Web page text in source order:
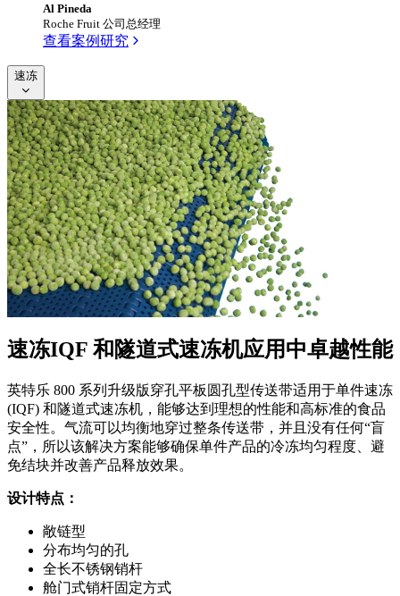
Al Pineda
Roche Fruit 公司总经理
查看案例研究
速冻
速冻IQF 和隧道式速冻机应用中卓越性能
英特乐 800 系列升级版穿孔平板圆孔型传送带适用于单件速冻
(IQF) 和隧道式速冻机，能够达到理想的性能和高标准的食品
安全性。气流可以均衡地穿过整条传送带，并且没有任何“盲
点”，所以该解决方案能够确保单件产品的冷冻均匀程度、避
免结块并改善产品释放效果。
设计特点：
敞链型
分布均匀的孔
全长不锈钢销杆
舱门式销杆固定方式